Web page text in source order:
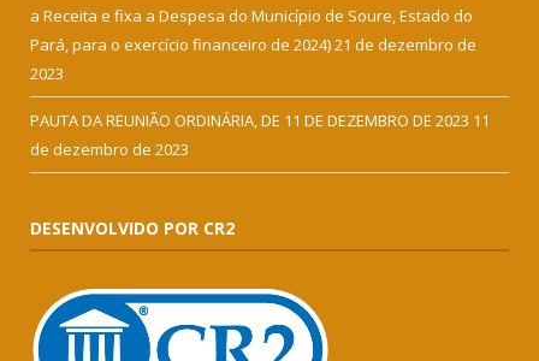
a Receita e fixa a Despesa do Município de Soure, Estado do
Pará, para o exercício financeiro de 2024)21 de dezembro de
2023
PAUTA DA REUNIÃO ORDINÁRIA, DE 11 DE DEZEMBRO DE 2023 11
de dezembro de 2023
DESENVOLVIDO POR CR2